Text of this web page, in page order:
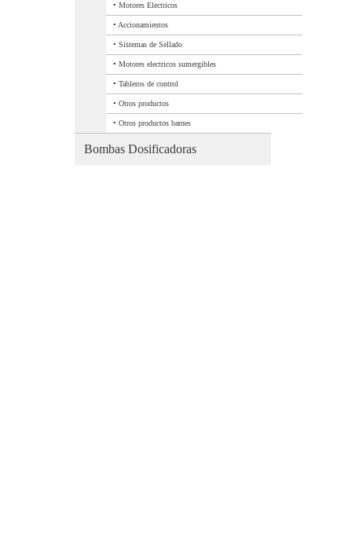
• Motores Electricos
• Accionamientos
• Sistemas de Sellado
• Motores electricos sumergibles
• Tableros de control
• Otros productos
• Otros productos barnes
Bombas Dosificadoras